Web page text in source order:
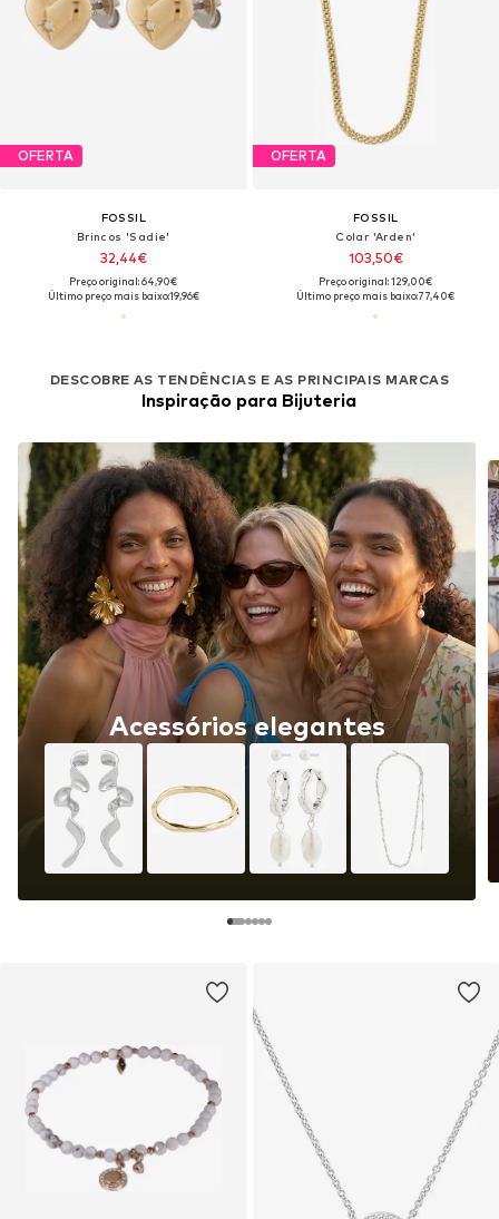
OFERTA
FOSSIL
Brincos 'Sadie'
32,44€
Preço original: 64,90€
Último preço mais baixo:19,96€
OFERTA
FOSSIL
Colar 'Arden'
103,50€
Preço original: 129,00€
Último preço mais baixo:77,40€
DESCOBRE AS TENDÊNCIAS E AS PRINCIPAIS MARCAS
Inspiração para Bijuteria
Acessórios elegantes